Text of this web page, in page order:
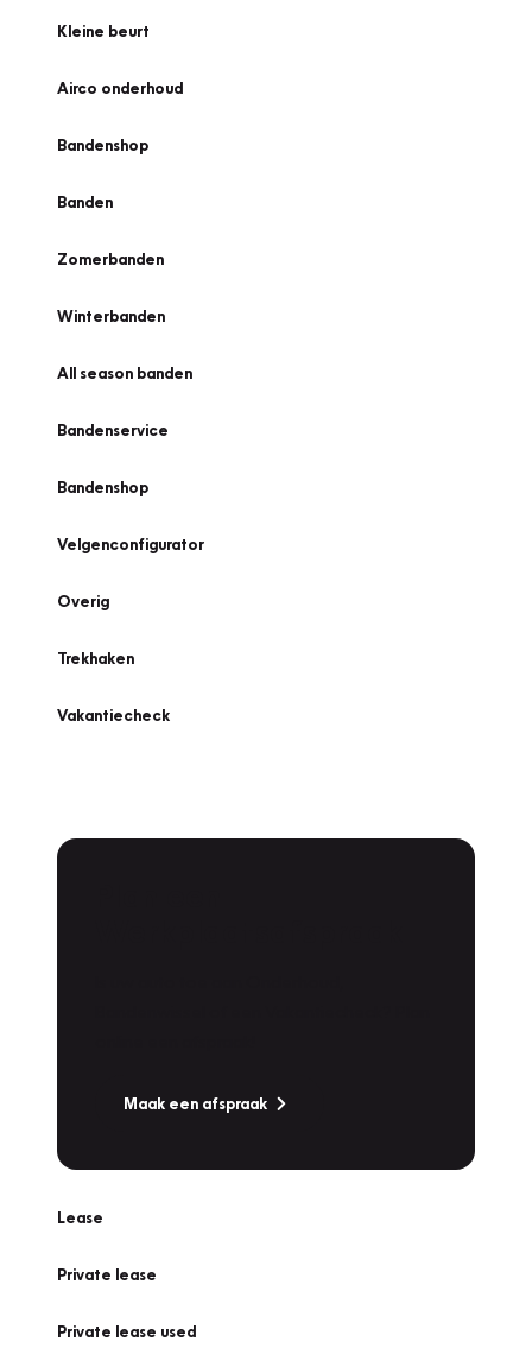
Kleine beurt
Airco onderhoud
Bandenshop
Banden
Zomerbanden
Winterbanden
All season banden
Bandenservice
Bandenshop
Velgenconfigurator
Overig
Trekhaken
Vakantiecheck
Maak een afspraak
Lease
Private lease
Private lease used